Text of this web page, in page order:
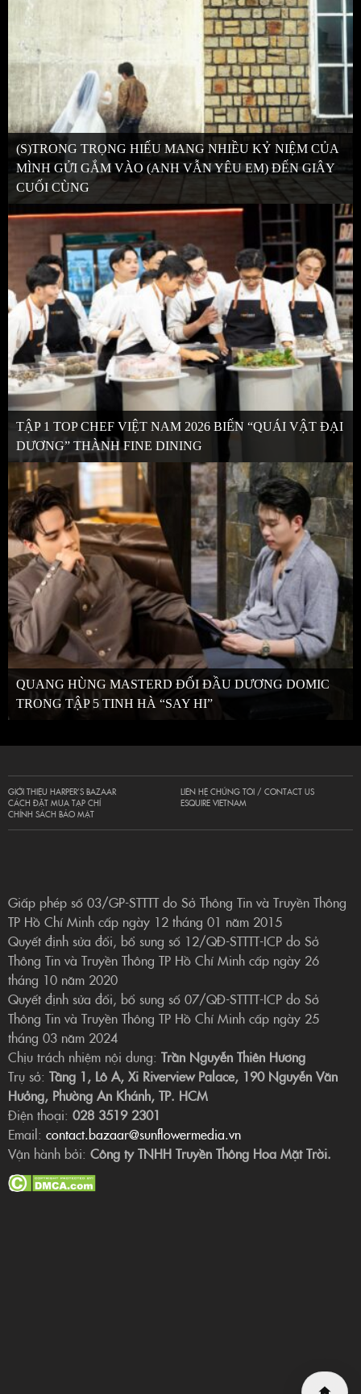
(S)TRONG TRỌNG HIẾU MANG NHIỀU KỶ NIỆM CỦA
MÌNH GỬI GẮM VÀO (ANH VẪN YÊU EM) ĐẾN GIÂY
CUỐI CÙNG
TẬP 1 TOP CHEF VIỆT NAM 2026 BIẾN “QUÁI VẬT ĐẠI
DƯƠNG” THÀNH FINE DINING
QUANG HÙNG MASTERD ĐỐI ĐẦU DƯƠNG DOMIC
TRONG TẬP 5 TINH HÀ “SAY HI”
GIỚI THIỆU HARPER’S BAZAAR
CÁCH ĐẶT MUA TẠP CHÍ
CHÍNH SÁCH BẢO MẬT
LIÊN HỆ CHÚNG TÔI / CONTACT US
ESQUIRE VIETNAM
Giấp phép số 03/GP-STTTT do Sở Thông Tin và Truyền Thông
TP Hồ Chí Minh cấp ngày 12 tháng 01 năm 2015
Quyết định sửa đổi, bổ sung số 12/QĐ-STTTT-ICP do Sở
Thông Tin và Truyền Thông TP Hồ Chí Minh cấp ngày 26
tháng 10 năm 2020
Quyết định sửa đổi, bổ sung số 07/QĐ-STTTT-ICP do Sở
Thông Tin và Truyền Thông TP Hồ Chí Minh cấp ngày 25
tháng 03 năm 2024
Chịu trách nhiệm nội dung: Trần Nguyễn Thiên Hương
Trụ sở: Tầng 1, Lô A, Xi Riverview Palace, 190 Nguyễn Văn
Hưởng, Phường An Khánh, TP. HCM
Điện thoại: 028 3519 2301
Email: contact.bazaar@sunflowermedia.vn
Vận hành bởi: Công ty TNHH Truyền Thông Hoa Mặt Trời.